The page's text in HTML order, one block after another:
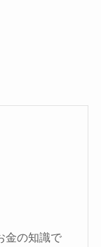
金の知識で